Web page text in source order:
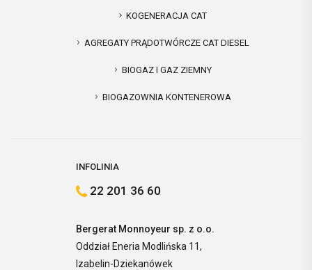
KOGENERACJA CAT
AGREGATY PRĄDOTWÓRCZE CAT DIESEL
BIOGAZ I GAZ ZIEMNY
BIOGAZOWNIA KONTENEROWA
INFOLINIA
22 201 36 60
Bergerat Monnoyeur sp. z o.o.
Oddział Eneria Modlińska 11,
Izabelin-Dziekanówek